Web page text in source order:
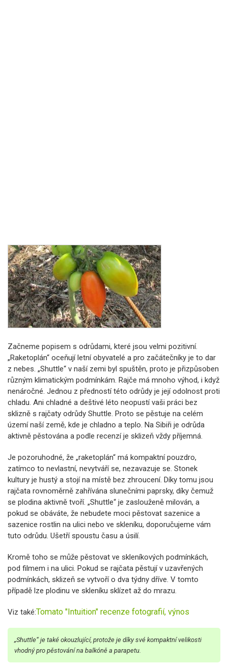
Začneme popisem s odrůdami, které jsou velmi pozitivní.
„Raketoplán“ oceňují letní obyvatelé a pro začátečníky je to dar
z nebes. „Shuttle“ v naší zemi byl spuštěn, proto je přizpůsoben
různým klimatickým podmínkám. Rajče má mnoho výhod, i když
nenáročné. Jednou z předností této odrůdy je její odolnost proti
chladu. Ani chladné a deštivé léto neopustí vaši práci bez
sklizně s rajčaty odrůdy Shuttle. Proto se pěstuje na celém
území naší země, kde je chladno a teplo. Na Sibiři je odrůda
aktivně pěstována a podle recenzí je sklizeň vždy příjemná.
Je pozoruhodné, že „raketoplán“ má kompaktní pouzdro,
zatímco to nevlastní, nevytváří se, nezavazuje se. Stonek
kultury je hustý a stojí na místě bez zhroucení. Díky tomu jsou
rajčata rovnoměrně zahřívána slunečními paprsky, díky čemuž
se plodina aktivně tvoří. „Shuttle“ je zaslouženě milován, a
pokud se obáváte, že nebudete moci pěstovat sazenice a
sazenice rostlin na ulici nebo ve skleníku, doporučujeme vám
tuto odrůdu. Ušetří spoustu času a úsilí.
Kromě toho se může pěstovat ve skleníkových podmínkách,
pod filmem i na ulici. Pokud se rajčata pěstují v uzavřených
podmínkách, sklizeň se vytvoří o dva týdny dříve. V tomto
případě lze plodinu ve skleníku sklízet až do mrazu.
Viz také:Tomato "Intuition" recenze fotografií, výnos
„Shuttle“ je také okouzlující, protože je díky své kompaktní velikosti
vhodný pro pěstování na balkóně a parapetu.